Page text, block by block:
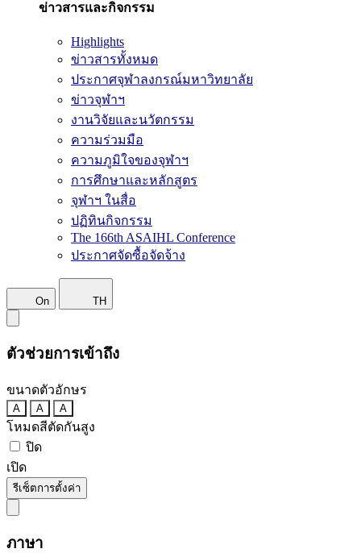
ข่าวสารและกิจกรรม
Highlights
ข่าวสารทั้งหมด
ประกาศจุฬาลงกรณ์มหาวิทยาลัย
ข่าวจุฬาฯ
งานวิจัยและนวัตกรรม
ความร่วมมือ
ความภูมิใจของจุฬาฯ
การศึกษาและหลักสูตร
จุฬาฯ ในสื่อ
ปฏิทินกิจกรรม
The 166th ASAIHL Conference
ประกาศจัดซื้อจัดจ้าง
On TH
ตัวช่วยการเข้าถึง
ขนาดตัวอักษร
A A A
โหมดสีตัดกันสูง
ปิด
เปิด
รีเซ็ตการตั้งค่า
ภาษา